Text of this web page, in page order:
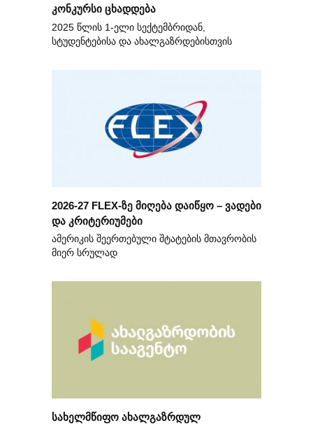
კონკურსი ცხადდება
2025 წლის 1-ელი სექტემბრიდან,
სტუდენტებისა და ახალგაზრდებისთვის
2026-27 FLEX-ზე მიღება დაიწყო – ვადები
და კრიტერიუმები
ამერიკის შეერთებული შტატების მთავრობის
მიერ სრულად
სახელმწიფო ახალგაზრდულ